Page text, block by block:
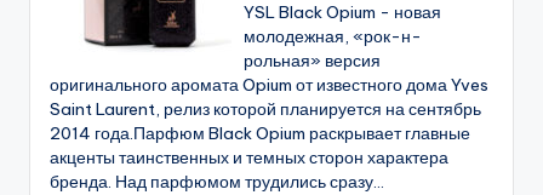
YSL Black Opium - новая
молодежная, «рок-н-
рольная» версия
оригинального аромата Opium от известного дома Yves
Saint Laurent, релиз которой планируется на сентябрь
2014 года.Парфюм Black Opium раскрывает главные
акценты таинственных и темных сторон характера
бренда. Над парфюмом трудились сразу...